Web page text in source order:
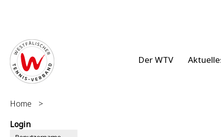
Der WTV
Home
>
Login